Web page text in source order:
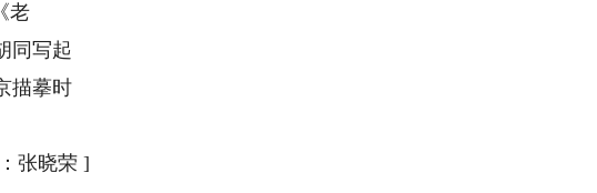
老
同写起
描摹时
张晓荣 ]